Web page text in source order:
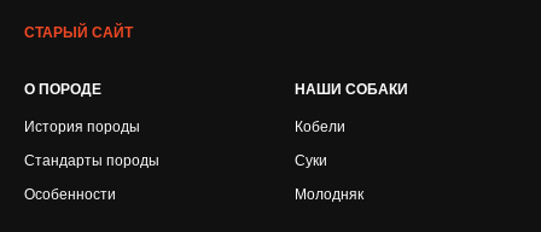
СТАРЫЙ САЙТ
О ПОРОДЕ
История породы
Стандарты породы
Особенности
НАШИ СОБАКИ
Кобели
Суки
Молодняк